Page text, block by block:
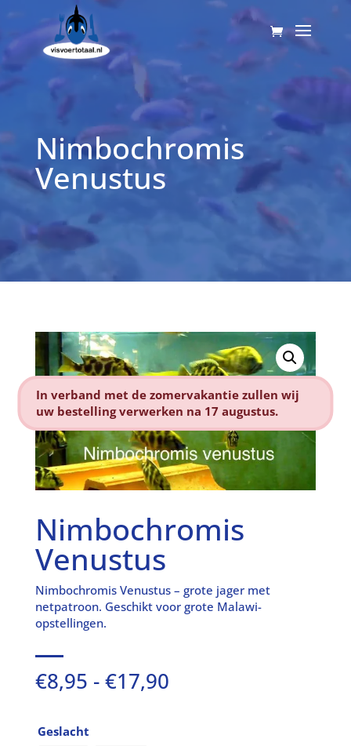
Nimbochromis
Venustus
Nimbochromis
Venustus
Nimbochromis Venustus – grote jager met
netpatroon. Geschikt voor grote Malawi-
opstellingen.
€8,95 - €17,90Prijsklasse:
Geslacht
In verband met de zomervakantie zullen wij
uw bestelling verwerken na 17 augustus.